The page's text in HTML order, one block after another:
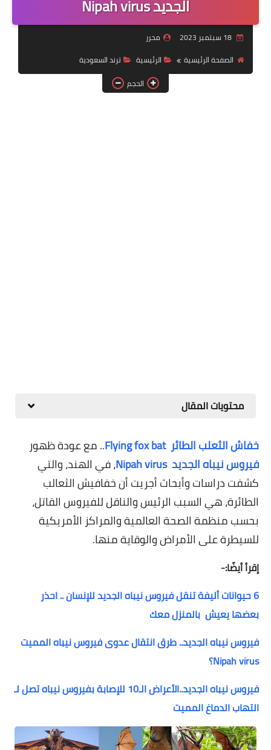
خدمات منصة أبشر
وظائف عسكرية
الجديد Nipah virus
18 سبتمبر 2023
محرر
الصفحة الرئيسية
الرئيسية
ترند السعودية
الحجم
محتويات المقال
خفاش الثعلب الطائر Flying fox bat.. مع عودة ظهور
فيروس نيباه الجديد Nipah virus، في الهند، والتي
كشفت دراسات وأبحاث أجريت أن خفافيش الثعالب
الطائرة، هي السبب الرئيس والناقل للفيروس القاتل،
بحسب منظمة الصحة العالمية والمراكز الأمريكية
للسيطرة على الأمراض والوقاية منها.
إقرأ أيضًا:-
6 حيوانات أليفة تنقل فيروس نيباه الجديد للإنسان .. احذر
بعضها يعيش بالمنزل معك
فيروس نيباه الجديد.. طرق انتقال عدوى فيروس نيباه المميت
Nipah virus؟
فيروس نيباه الجديد..الأعراض الـ10 للإصابة بفيروس نيباه تصل لـ
التهاب الدماغ المميت